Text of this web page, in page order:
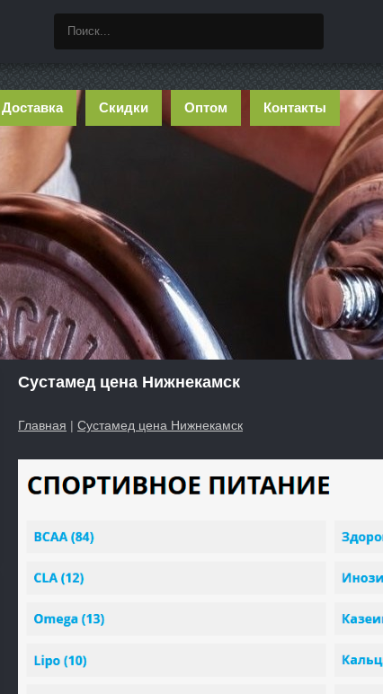
Скидки Оптом Контакты
Сустамед цена Нижнекамск
Главная | Сустамед цена Нижнекамск